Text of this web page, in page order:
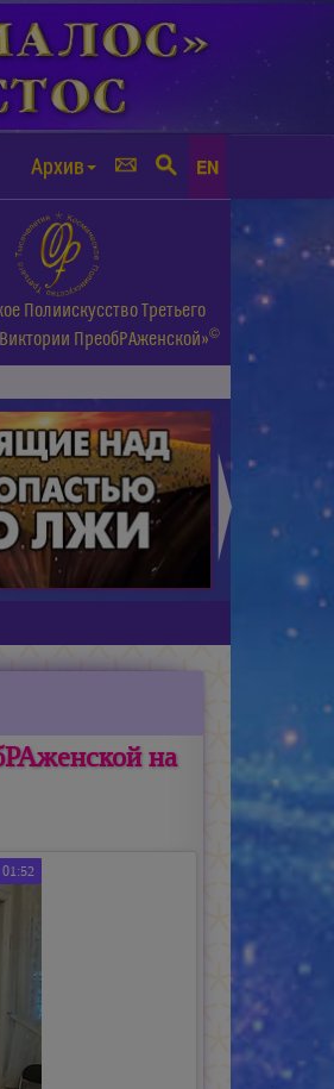
Архив EN
Полиискусство Третьего
Виктории ПреобРАженской»©
►
на
01:52